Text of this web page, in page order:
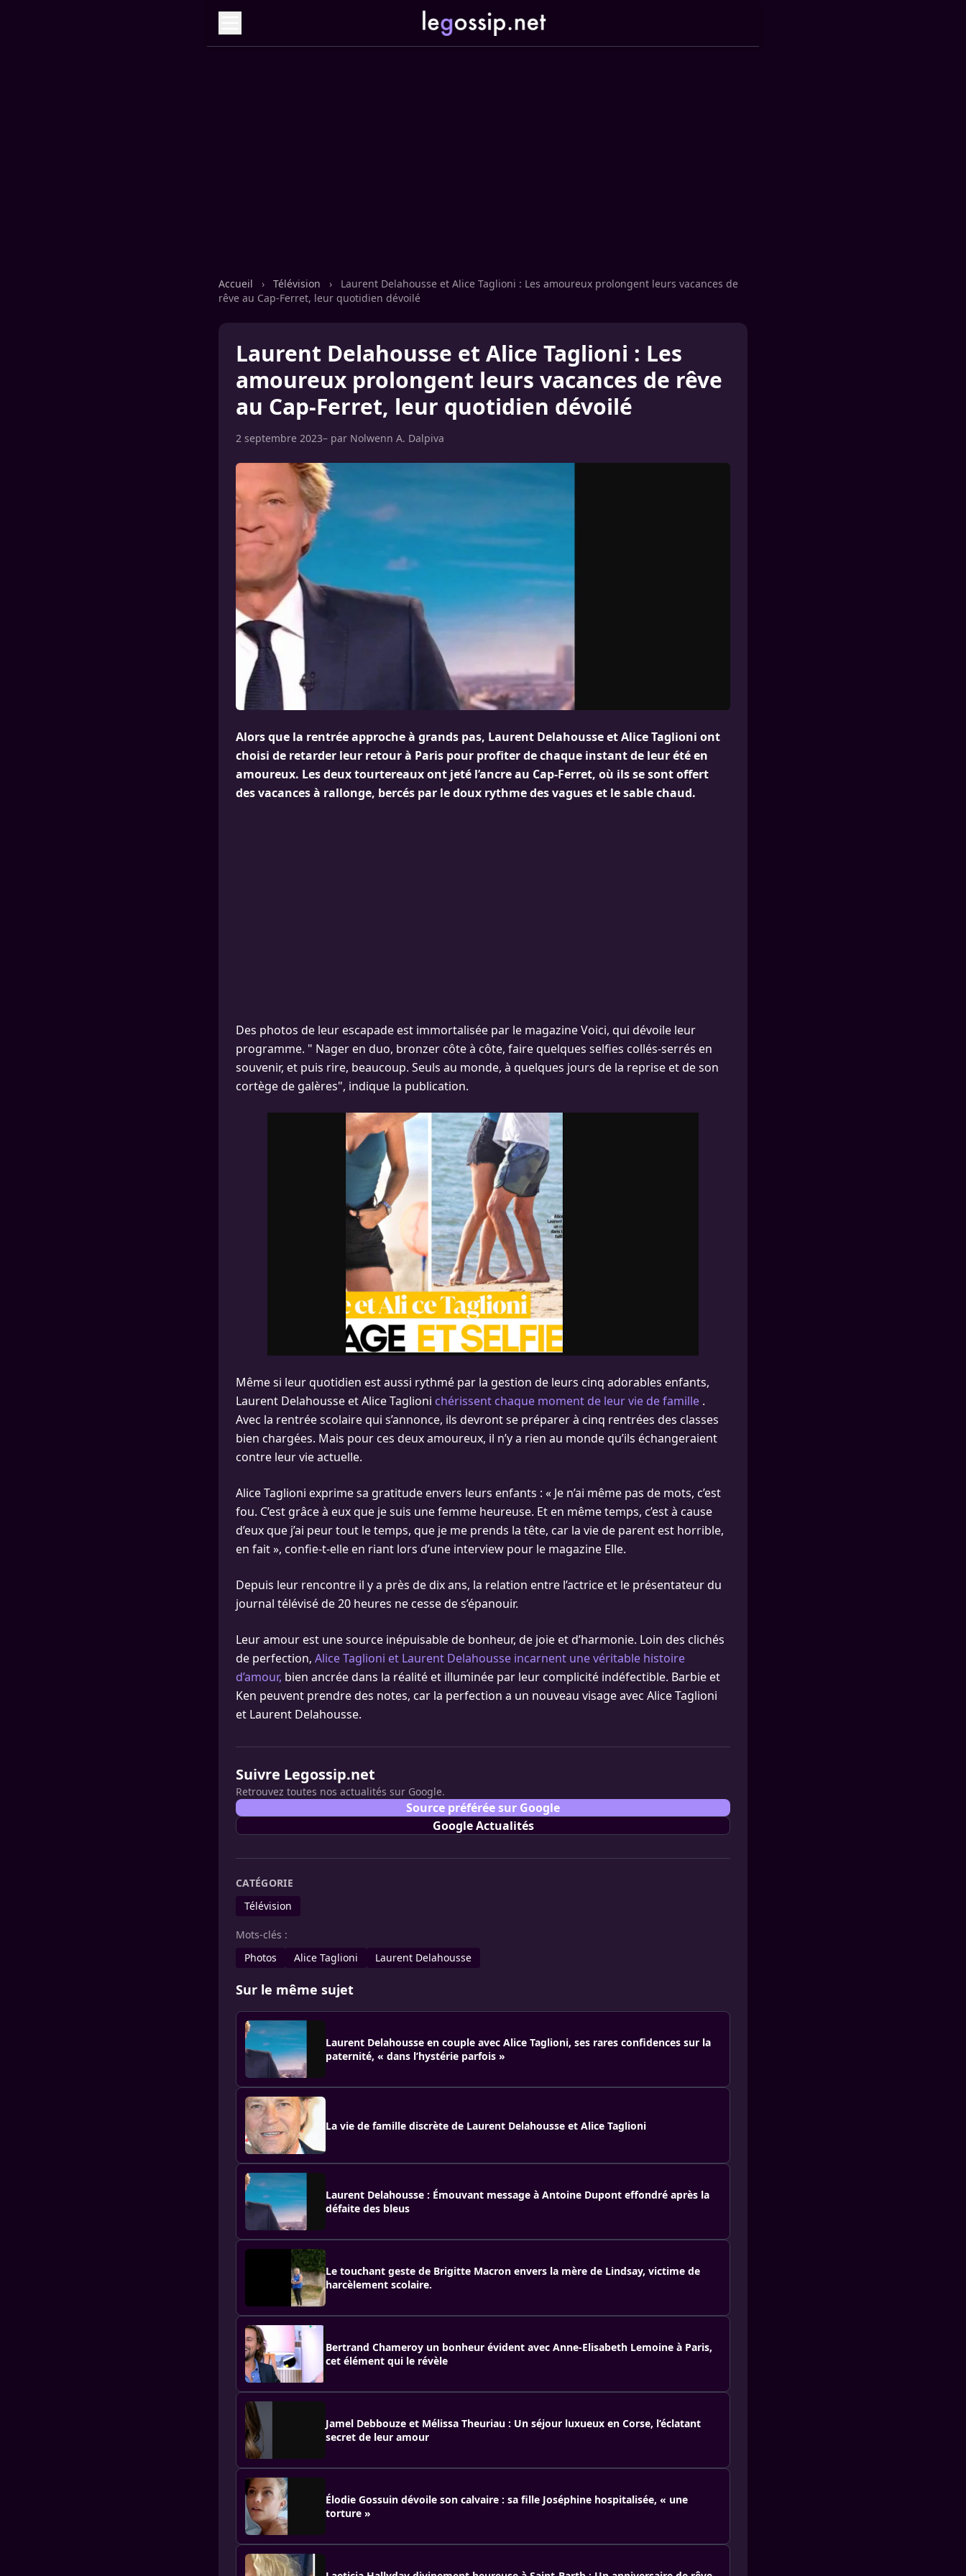
Accueil › Télévision ›
Laurent Delahousse et Alice Taglioni : Les amoureux prolongent leurs vacances de
rêve au Cap-Ferret, leur quotidien dévoilé
Laurent Delahousse et Alice Taglioni : Les
amoureux prolongent leurs vacances de rêve
au Cap-Ferret, leur quotidien dévoilé
2 septembre 2023– par Nolwenn A. Dalpiva
Alors que la rentrée approche à grands pas, Laurent Delahousse et Alice Taglioni ont
choisi de retarder leur retour à Paris pour profiter de chaque instant de leur été en
amoureux. Les deux tourtereaux ont jeté l’ancre au Cap-Ferret, où ils se sont offert
des vacances à rallonge, bercés par le doux rythme des vagues et le sable chaud.
Des photos de leur escapade est immortalisée par le magazine Voici, qui dévoile leur
programme. " Nager en duo, bronzer côte à côte, faire quelques selfies collés-serrés en
souvenir, et puis rire, beaucoup. Seuls au monde, à quelques jours de la reprise et de son
cortège de galères", indique la publication.
Même si leur quotidien est aussi rythmé par la gestion de leurs cinq adorables enfants,
Laurent Delahousse et Alice Taglioni chérissent chaque moment de leur vie de famille .
Avec la rentrée scolaire qui s’annonce, ils devront se préparer à cinq rentrées des classes
bien chargées. Mais pour ces deux amoureux, il n’y a rien au monde qu’ils échangeraient
contre leur vie actuelle.
Alice Taglioni exprime sa gratitude envers leurs enfants : « Je n’ai même pas de mots, c’est
fou. C’est grâce à eux que je suis une femme heureuse. Et en même temps, c’est à cause
d’eux que j’ai peur tout le temps, que je me prends la tête, car la vie de parent est horrible,
en fait », confie-t-elle en riant lors d’une interview pour le magazine Elle.
Depuis leur rencontre il y a près de dix ans, la relation entre l’actrice et le présentateur du
journal télévisé de 20 heures ne cesse de s’épanouir.
Leur amour est une source inépuisable de bonheur, de joie et d’harmonie. Loin des clichés
de perfection, Alice Taglioni et Laurent Delahousse incarnent une véritable histoire
d’amour, bien ancrée dans la réalité et illuminée par leur complicité indéfectible. Barbie et
Ken peuvent prendre des notes, car la perfection a un nouveau visage avec Alice Taglioni
et Laurent Delahousse.
Suivre Legossip.net
Retrouvez toutes nos actualités sur Google.
Source préférée sur Google
Google Actualités
CATÉGORIE
Télévision
Mots-clés :
Photos
Alice Taglioni Laurent Delahousse
Sur le même sujet
Laurent Delahousse en couple avec Alice Taglioni, ses rares confidences sur la
paternité, « dans l’hystérie parfois »
La vie de famille discrète de Laurent Delahousse et Alice Taglioni
Laurent Delahousse : Émouvant message à Antoine Dupont effondré après la
défaite des bleus
Le touchant geste de Brigitte Macron envers la mère de Lindsay, victime de
harcèlement scolaire.
Bertrand Chameroy un bonheur évident avec Anne-Elisabeth Lemoine à Paris,
cet élément qui le révèle
Jamel Debbouze et Mélissa Theuriau : Un séjour luxueux en Corse, l’éclatant
secret de leur amour
Élodie Gossuin dévoile son calvaire : sa fille Joséphine hospitalisée, « une
torture »